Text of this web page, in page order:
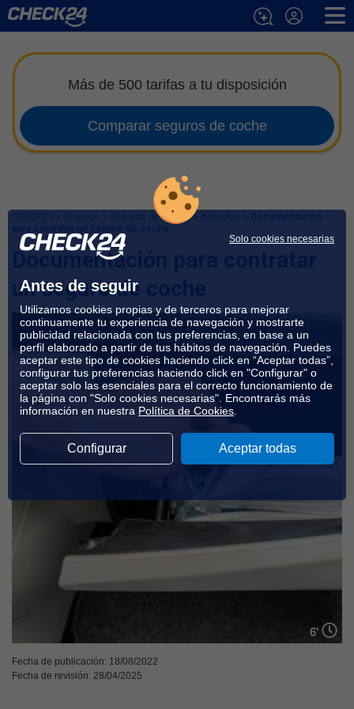
Más de 500 tarifas a tu disposición
Comparar seguros de coche
Seguros de Coche >
Documentación para contratar
un seguro de coche
6'
Fecha de publicación: 18/08/2022
Fecha de revisión: 28/04/2025
Solo cookies necesarias
Antes de seguir
Utilizamos cookies propias y de terceros para mejorar
continuamente tu experiencia de navegación y mostrarte
publicidad relacionada con tus preferencias, en base a un
perfil elaborado a partir de tus hábitos de navegación. Puedes
aceptar este tipo de cookies haciendo click en “Aceptar todas”,
configurar tus preferencias haciendo click en "Configurar" o
aceptar solo las esenciales para el correcto funcionamiento de
la página con "Solo cookies necesarias". Encontrarás más
información en nuestra Política de Cookies
Configurar Aceptar todas